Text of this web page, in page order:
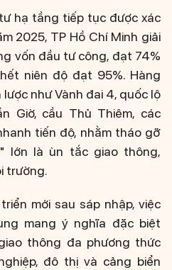
hạ tầng tiếp tục được xác
2025, TP Hồ Chí Minh giải
vốn đầu tư công, đạt 74%
niên độ đạt 95%. Hàng
như Vành đai 4, quốc lộ
Giờ, cầu Thủ Thiêm, các
tiến độ, nhằm tháo gỡ
lớn là ùn tắc giao thông,
trường.
mới sau sáp nhập, việc
mang ý nghĩa đặc biệt
thông đa phương thức
đô thị và cảng biển